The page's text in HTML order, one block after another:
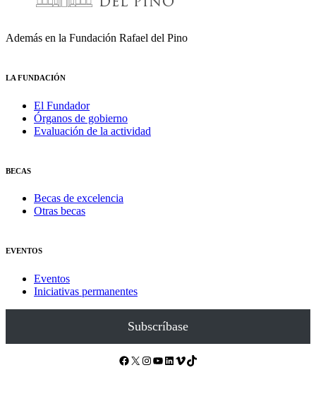
Además en la Fundación Rafael del Pino
LA FUNDACIÓN
El Fundador
Órganos de gobierno
Evaluación de la actividad
BECAS
Becas de excelencia
Otras becas
EVENTOS
Eventos
Iniciativas permanentes
Subscríbase
Facebook X Instagram YouTube LinkedIn Vimeo TikTok